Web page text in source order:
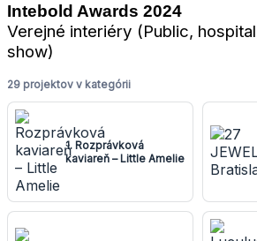
Intebold Awards 2024
Verejné interiéry (Public,
show)
29 projektov v kategórii
1. Rozprávková
kaviareň – Little Amelie